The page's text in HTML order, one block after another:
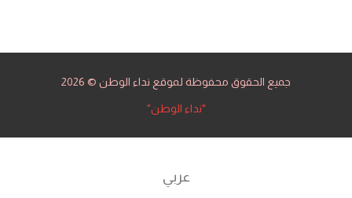
جميع الحقوق محفوظة لموقع نداء الوطن © 2026
"نداء الوطن"
عربي